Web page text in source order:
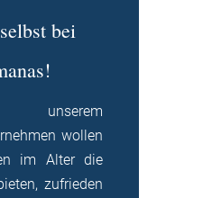
bei
wollen
im Alter die
zufrieden